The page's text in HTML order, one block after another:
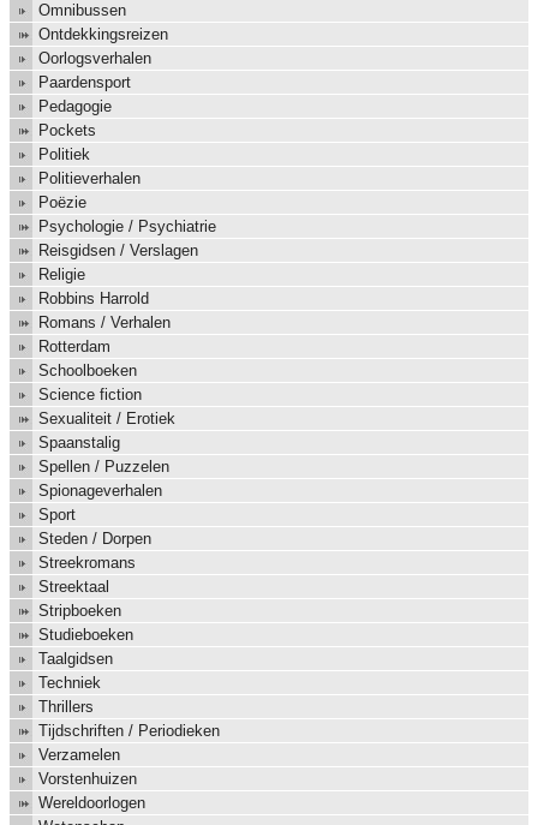
Omnibussen
Ontdekkingsreizen
Oorlogsverhalen
Paardensport
Pedagogie
Pockets
Politiek
Politieverhalen
Poëzie
Psychologie / Psychiatrie
Reisgidsen / Verslagen
Religie
Robbins Harrold
Romans / Verhalen
Rotterdam
Schoolboeken
Science fiction
Sexualiteit / Erotiek
Spaanstalig
Spellen / Puzzelen
Spionageverhalen
Sport
Steden / Dorpen
Streekromans
Streektaal
Stripboeken
Studieboeken
Taalgidsen
Techniek
Thrillers
Tijdschriften / Periodieken
Verzamelen
Vorstenhuizen
Wereldoorlogen